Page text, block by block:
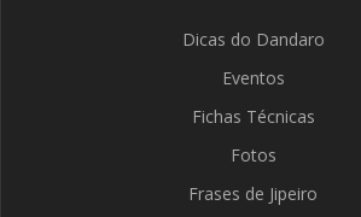
Dicas do Dandaro
Eventos
Fichas Técnicas
Fotos
Frases de Jipeiro